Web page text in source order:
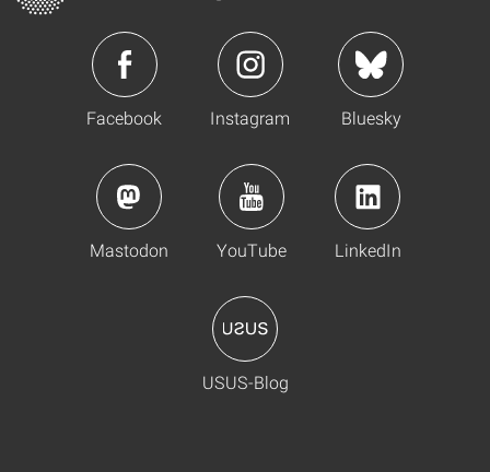
Facebook Instagram Bluesky
Mastodon YouTube LinkedIn
USUS-Blog